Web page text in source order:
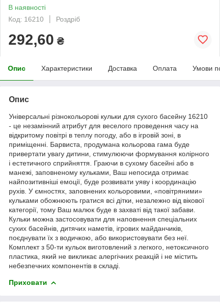
В наявності
Код: 16210
Роздріб
292,60 ₴
Опис Характеристики Доставка Оплата Умови
Опис
Універсальні різнокольорові кульки для сухого басейну 16210
- це незамінний атрибут для веселого проведення часу на
відкритому повітрі в теплу погоду, або в ігровій зоні, в
приміщенні. Барвиста, продумана кольорова гама буде
привертати увагу дитини, стимулюючи формування колірного
і естетичного сприйняття. Граючи в сухому басейні або в
манежі, заповненому кульками, Ваш непосида отримає
найпозитивніші емоції, буде розвивати уяву і координацію
рухів. У ємностях, заповнених кольоровими, «повітряними»
кульками обожнюють гратися всі дітки, незалежно від вікової
категорії, тому Ваш малюк буде в захваті від такої забави.
Кульки можна застосовувати для наповнення спеціальних
сухих басейнів, дитячих наметів, ігрових майданчиків,
поєднувати їх з водичкою, або використовувати без неї.
Комплект з 50-ти кульок виготовлений з легкого, нетоксичного
пластика, який не викликає алергічних реакцій і не містить
небезпечних компонентів в складі.
Приховати